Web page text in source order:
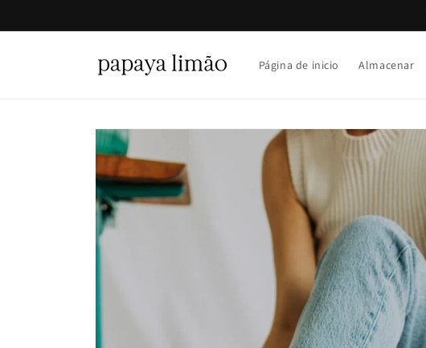
al contenido
Página de inicio Almacenar
directamente
a la
información
del producto